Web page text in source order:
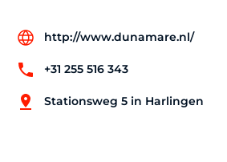
http://www.dunamare.nl/
+31 255 516 343
Stationsweg 5 in Harlingen